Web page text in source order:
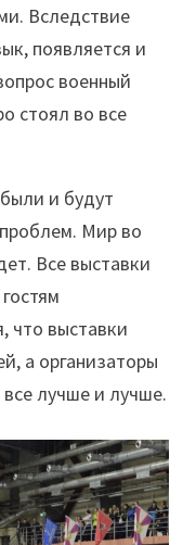
Вследствие
появляется и
военный
стоял во все
и будут
Мир во
Все выставки
что выставки
а организаторы
лучше и лучше.